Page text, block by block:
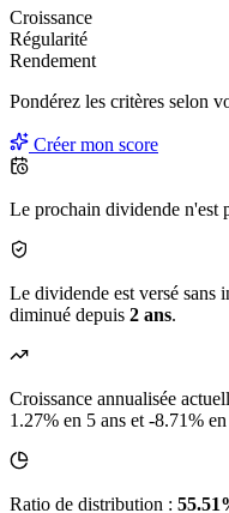
Croissance
Régularité
Rendement
Pondérez les critères selon
Créer mon score
Le prochain dividende n'est
Le dividende est versé sans
diminué depuis 2 ans.
Croissance annualisée
1.27% en 5 ans et -8.71%
Ratio de distribution :